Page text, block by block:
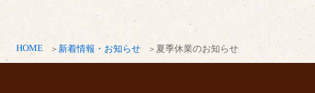
HOME 新着情報・お知らせ 夏季休業のお知らせ